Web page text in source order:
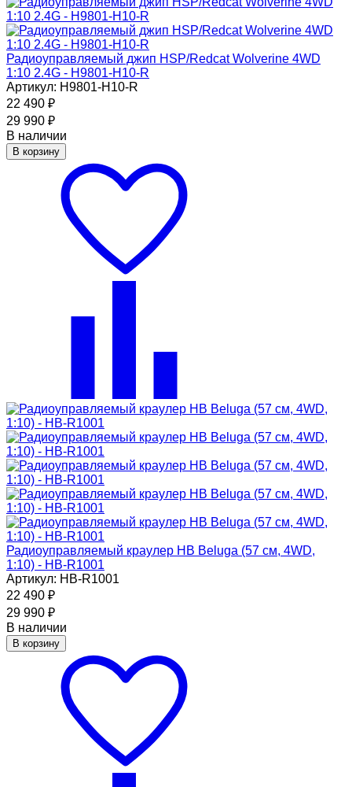
Радиоуправляемый джип HSP/Redcat Wolverine 4WD
1:10 2.4G - H9801-H10-R
Артикул: H9801-H10-R
22 490 ₽
29 990 ₽
В наличии
В корзину
Радиоуправляемый краулер HB Beluga (57 см, 4WD,
1:10) - HB-R1001
Артикул: HB-R1001
22 490 ₽
29 990 ₽
В наличии
В корзину